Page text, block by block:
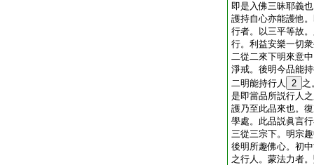
即是入佛三昧耶義
護持自心亦能護他
行者。以三平等故
行。利益安樂一切
二從二來下明來意
淨戒。後明今品能
二明能持行人
2 之
是即當品所説行人
護乃至此品來也。
學處。此品説眞言
三從三宗下。明宗
後明所趣佛心。初
之行人。蒙法力者